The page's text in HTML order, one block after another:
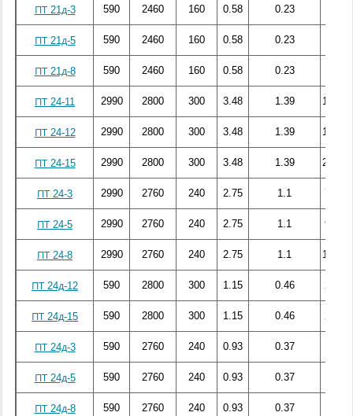
ПТ 21д-3 590 2460 160 0.58 0.23
ПТ 21д-5 590 2460 160 0.58 0.23
ПТ 21д-8 590 2460 160 0.58 0.23
ПТ 24-11 2990 2800 300 3.48 1.39 150.29
ПТ 24-12 2990 2800 300 3.48 1.39 175.26
ПТ 24-15 2990 2800 300 3.48 1.39 203.42
ПТ 24-3 2990 2760 240 2.75 1.1 72.17
ПТ 24-5 2990 2760 240 2.75 1.1 99.27
ПТ 24-8 2990 2760 240 2.75 1.1 142.04
ПТ 24д-12 590 2800 300 1.15 0.46 27.28
ПТ 24д-15 590 2800 300 1.15 0.46 29.59
ПТ 24д-3 590 2760 240 0.93 0.37
ПТ 24д-5 590 2760 240 0.93 0.37
ПТ 24д-8 590 2760 240 0.93 0.37